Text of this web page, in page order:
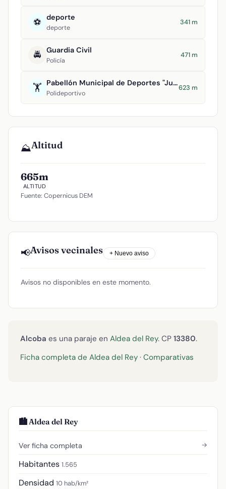
⚽ deporte
deporte
341 m
🚔 Guardia Civil
Policía
471 m
🏋️ Pabellón Municipal de Deportes "Juan Carlos I"
Polideportivo
623 m
⛰️Altitud
665m
ALTITUD
Fuente: Copernicus DEM
📢Avisos vecinales + Nuevo aviso
Avisos no disponibles en este momento.
Alcoba es una paraje en Aldea del Rey. CP 13380.
Ficha completa de Aldea del Rey · Comparativas
🏙️ Aldea del Rey
Ver ficha completa →
Habitantes 1.565
Densidad 10 hab/km²